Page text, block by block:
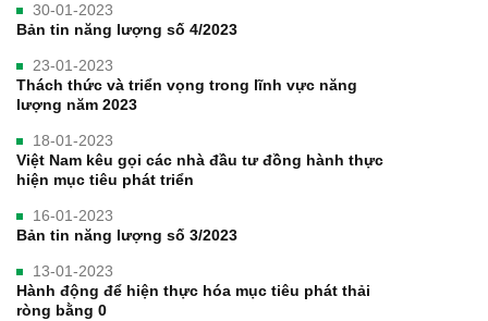
30-01-2023
Bản tin năng lượng số 4/2023
23-01-2023
Thách thức và triển vọng trong lĩnh vực năng
lượng năm 2023
18-01-2023
Việt Nam kêu gọi các nhà đầu tư đồng hành thực
hiện mục tiêu phát triển
16-01-2023
Bản tin năng lượng số 3/2023
13-01-2023
Hành động để hiện thực hóa mục tiêu phát thải
ròng bằng 0